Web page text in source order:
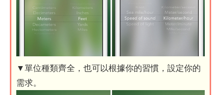
▼單位種類齊全，也可以根據你的習慣，設定你的
需求。